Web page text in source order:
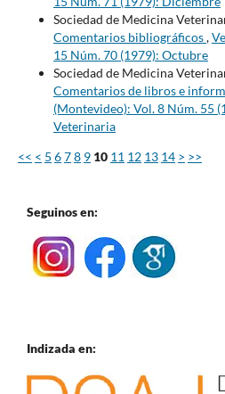
Sociedad de Medicina
Comentarios bibliográficos,
15 Núm. 70 (1979): Octubre
Sociedad de Medicina
Comentarios de libros e
(Montevideo): Vol. 8 Núm. 55
Veterinaria
<< < 5 678 9 10 11 12 13 14 > >>
Seguinos en:
Indizada en: